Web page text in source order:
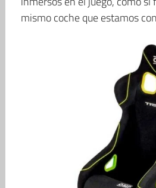
mismo coche que estamos